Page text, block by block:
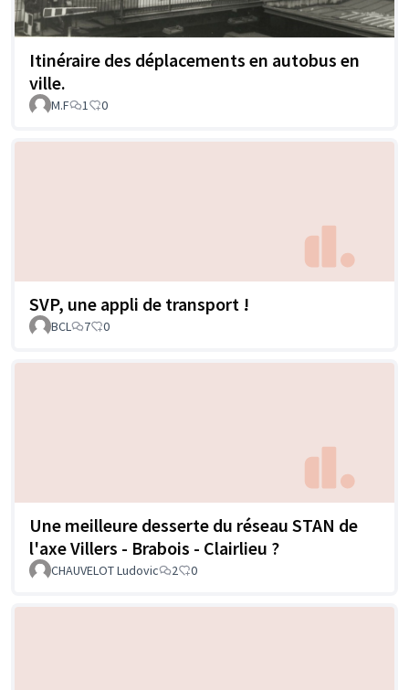
Itinéraire des déplacements en autobus en
ville.
M.F 1 0
SVP, une appli de transport !
BCL 7 0
Une meilleure desserte du réseau STAN de
l'axe Villers - Brabois - Clairlieu ?
CHAUVELOT Ludovic 2 0